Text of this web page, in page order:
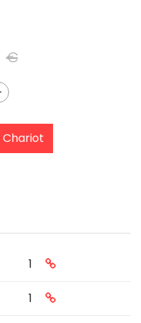
€
Chariot
1
1